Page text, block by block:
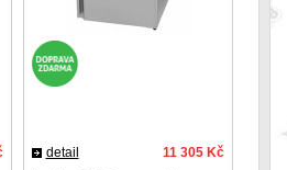
11 305 Kč
detail